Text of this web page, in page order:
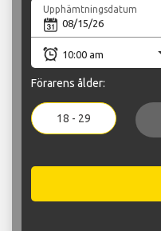
Upphämtningsdatum
Förarens ålder:
18 - 29